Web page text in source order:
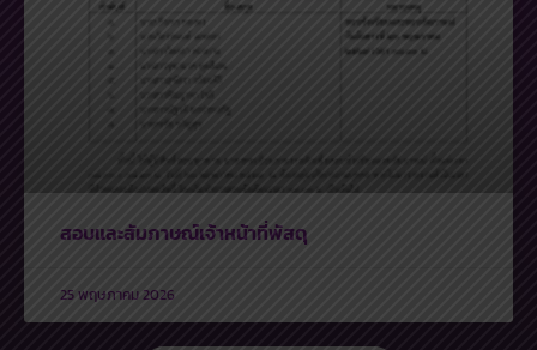
สอบและสัมภาษณ์เจ้าหน้าที่พัสดุ
25 พฤษภาคม 2026